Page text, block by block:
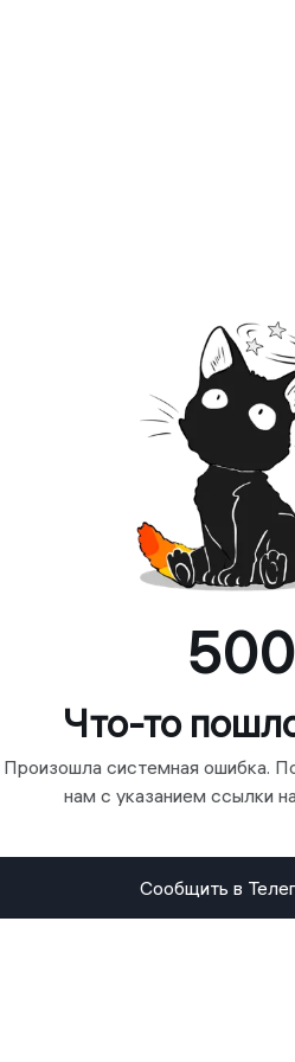
500
Что-то
Произошла системная ошибка.
нам с указанием ссылки
Сообщить в